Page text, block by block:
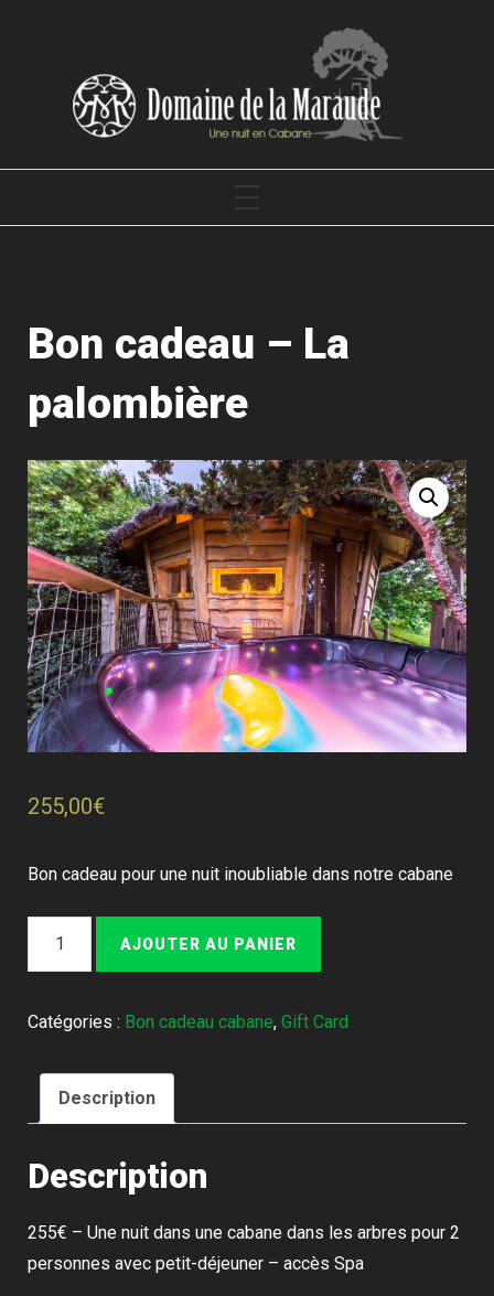
DOMAINE DE LA MARAUDE
PRIMARY
MENU
Bon cadeau – La
palombière
255,00€
Bon cadeau pour une nuit inoubliable dans notre cabane
cadeau
palombière
AJOUTER AU PANIER
Catégories : Bon cadeau cabane, Gift Card
Description
Description
255€ – Une nuit dans une cabane dans les arbres pour 2
personnes avec petit-déjeuner – accès Spa